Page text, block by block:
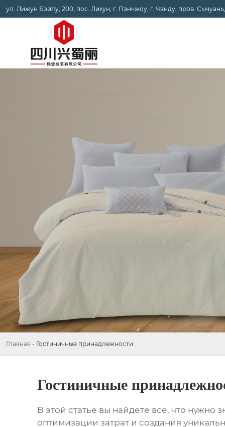
ул. Лижун Бэйлу, 200, пос. Лихун, г. Пэнчжоу, г. Чэнду, пров.
Главная - Гостиничные принадлежности
Гостиничные
В этой статье вы найдете все, что нужно
оптимизации затрат и создания